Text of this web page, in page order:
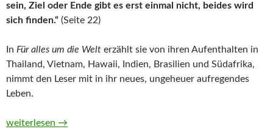
sein, Ziel oder Ende gibt es erst einmal nicht, beides wird
sich finden.“ (Seite 22)
In Für alles um die Welt erzählt sie von ihren Aufenthalten in
Thailand, Vietnam, Hawaii, Indien, Brasilien und Südafrika,
nimmt den Leser mit in ihr neues, ungeheuer aufregendes
Leben.
Für alles um die Welt. Per One-Way-Ticket in ein neues
weiterlesen →